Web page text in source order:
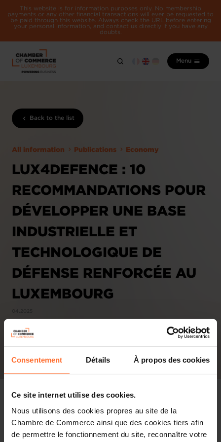
Consentement Détails À propos des cookies
Ce site internet utilise des cookies.
Nous utilisons des cookies propres au site de la
Chambre de Commerce ainsi que des cookies tiers afin
de permettre le fonctionnement du site, reconnaître votre
This website is for information purposes only. No membership
payments or any other financial transactions will ever be requested to
be paid through this website. Always check the URL before entering
your personal information, and contact us directly if you have any
doubts.
Menu
Back to the list
All information Publications Economy
LUX4DEFENCE : 10
RECOMMANDATIONS POUR
DÉVELOPPER UNE BASE
INDUSTRIELLE ET
TECHNOLOGIQUE DE
DÉFENSE RENFORCÉE AU
LUXEMBOURG